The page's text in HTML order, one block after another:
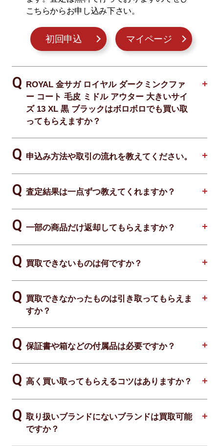
こちらからお申し込み下さい。
初回申込 マイページ
ROYAL 金サガ ロイヤル ダークミンクファ
ー コート 毛皮 ミドル アウター 大きいサイ
ズ 13 XL 黒 ブラックはボロボロでも買い取
ってもらえますか？
申込み方法や取引の流れを教えてください。
査定結果は一点ずつ教えてくれますか？
一部の商品だけ返却してもらえますか？
買取できないものは何ですか？
買取できなかったものは引き取ってもらえま
すか？
保証書や箱などの付属品は必要ですか？
高く買い取ってもらえるコツはありますか？
取り扱いブランドにないブランドは買取可能
ですか？